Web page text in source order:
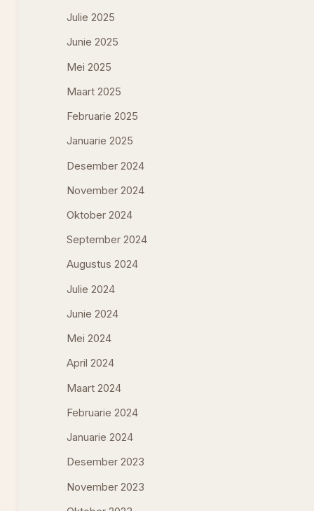
Julie 2025
Junie 2025
Mei 2025
Maart 2025
Februarie 2025
Januarie 2025
Desember 2024
November 2024
Oktober 2024
September 2024
Augustus 2024
Julie 2024
Junie 2024
Mei 2024
April 2024
Maart 2024
Februarie 2024
Januarie 2024
Desember 2023
November 2023